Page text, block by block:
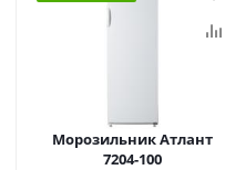
Морозильник Атлант
7204-100